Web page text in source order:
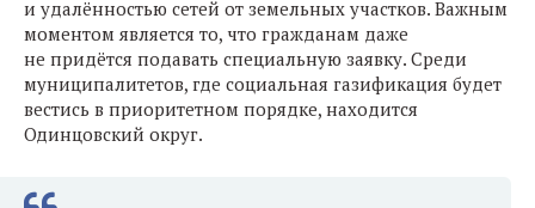
и удалённостью сетей от земельных участков. Важным
моментом является то, что гражданам даже
не придётся подавать специальную заявку. Среди
муниципалитетов, где социальная газификация будет
вестись в приоритетном порядке, находится
Одинцовский округ.